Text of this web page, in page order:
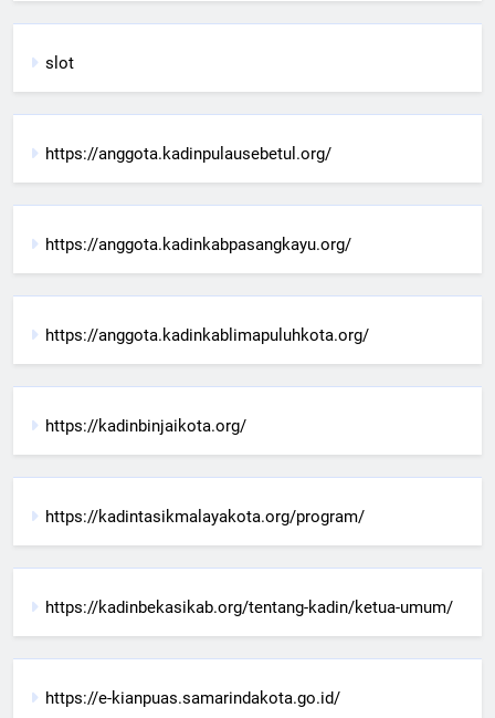
slot
https://anggota.kadinpulausebetul.org/
https://anggota.kadinkabpasangkayu.org/
https://anggota.kadinkablimapuluhkota.org/
https://kadinbinjaikota.org/
https://kadintasikmalayakota.org/program/
https://kadinbekasikab.org/tentang-kadin/ketua-umum/
https://e-kianpuas.samarindakota.go.id/